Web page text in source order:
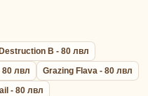
B - 80 лвл
80 лвл
Grazing Flava - 80 лвл
- 80 лвл